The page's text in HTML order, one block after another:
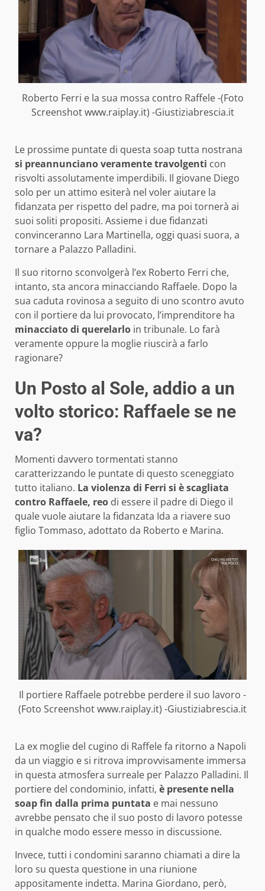
Roberto Ferri e la sua mossa contro Raffele -(Foto
Screenshot www.raiplay.it) -Giustiziabrescia.it
Le prossime puntate di questa soap tutta nostrana
si preannunciano veramente travolgenti con
risvolti assolutamente imperdibili. Il giovane Diego
solo per un attimo esiterà nel voler aiutare la
fidanzata per rispetto del padre, ma poi tornerà ai
suoi soliti propositi. Assieme i due fidanzati
convinceranno Lara Martinella, oggi quasi suora, a
tornare a Palazzo Palladini.
Il suo ritorno sconvolgerà l’ex Roberto Ferri che,
intanto, sta ancora minacciando Raffaele. Dopo la
sua caduta rovinosa a seguito di uno scontro avuto
con il portiere da lui provocato, l’imprenditore ha
minacciato di querelarlo in tribunale. Lo farà
veramente oppure la moglie riuscirà a farlo
ragionare?
Un Posto al Sole, addio a un
volto storico: Raffaele se ne
va?
Momenti davvero tormentati stanno
caratterizzando le puntate di questo sceneggiato
tutto italiano. La violenza di Ferri si è scagliata
contro Raffaele, reo di essere il padre di Diego il
quale vuole aiutare la fidanzata Ida a riavere suo
figlio Tommaso, adottato da Roberto e Marina.
Il portiere Raffaele potrebbe perdere il suo lavoro -
(Foto Screenshot www.raiplay.it) -Giustiziabrescia.it
La ex moglie del cugino di Raffele fa ritorno a Napoli
da un viaggio e si ritrova improvvisamente immersa
in questa atmosfera surreale per Palazzo Palladini. Il
portiere del condominio, infatti, è presente nella
soap fin dalla prima puntata e mai nessuno
avrebbe pensato che il suo posto di lavoro potesse
in qualche modo essere messo in discussione.
Invece, tutti i condomini saranno chiamati a dire la
loro su questa questione in una riunione
appositamente indetta. Marina Giordano, però,